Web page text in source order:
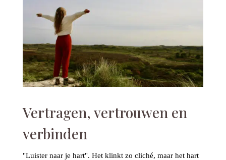
Vertragen, vertrouwen en
verbinden
"Luister naar je hart". Het klinkt zo cliché, maar het hart